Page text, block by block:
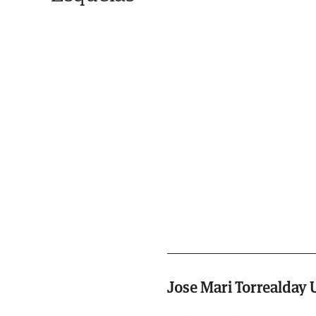
Jose Mari Torrealday